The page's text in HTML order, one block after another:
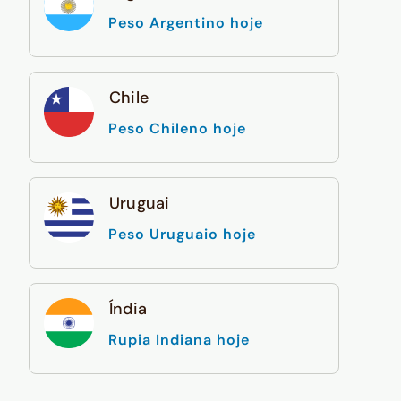
Peso Argentino hoje
Chile
Peso Chileno hoje
Uruguai
Peso Uruguaio hoje
Índia
Rupia Indiana hoje